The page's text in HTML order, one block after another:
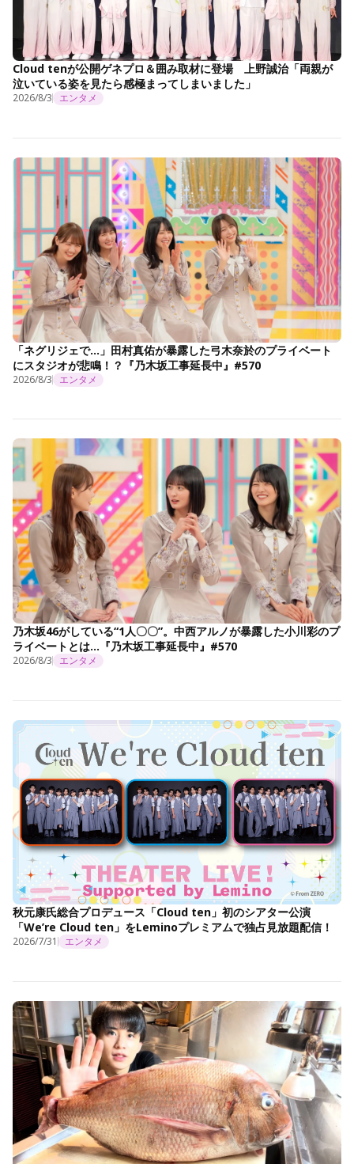
Cloud tenが公開ゲネプロ＆囲み取材に登場 上野誠治「両親が
泣いている姿を見たら感極まってしまいました」
2026/8/3 エンタメ
「ネグリジェで…」田村真佑が暴露した弓木奈於のプライベート
にスタジオが悲鳴！？『乃木坂工事延長中』#570
2026/8/3 エンタメ
乃木坂46がしている“1人〇〇”。中西アルノが暴露した小川彩のプ
ライベートとは…『乃木坂工事延長中』#570
2026/8/3 エンタメ
秋元康氏総合プロデュース「Cloud ten」初のシアター公演
「We’re Cloud ten」をLeminoプレミアムで独占見放題配信！
2026/7/31 エンタメ